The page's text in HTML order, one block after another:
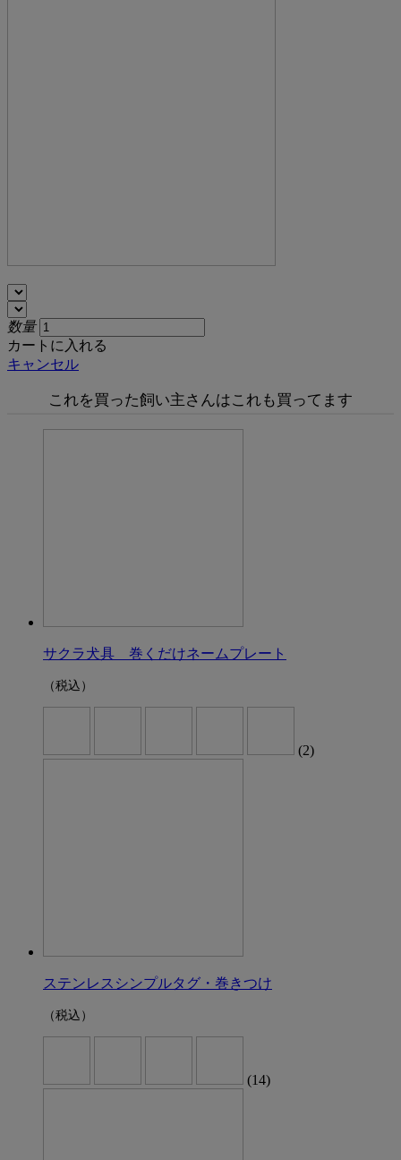
数量
カートに入れる
キャンセル
これを買った飼い主さんはこれも買ってます
サクラ犬具 巻くだけネームプレート
（税込）
(2)
ステンレスシンプルタグ・巻きつけ
（税込）
(14)